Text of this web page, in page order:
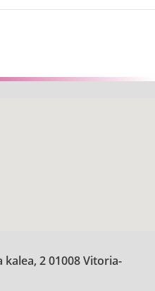
2 01008 Vitoria-